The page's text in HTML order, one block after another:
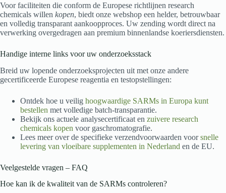
Voor faciliteiten die conform de Europese richtlijnen research
chemicals willen kopen, biedt onze webshop een helder, betrouwbaar
en volledig transparant aankoopproces. Uw zending wordt direct na
verwerking overgedragen aan premium binnenlandse koeriersdiensten.
Handige interne links voor uw onderzoeksstack
Breid uw lopende onderzoeksprojecten uit met onze andere
gecertificeerde Europese reagentia en testopstellingen:
Ontdek hoe u veilig hoogwaardige SARMs in Europa kunt
bestellen met volledige batch-transparantie.
Bekijk ons actuele analysecertificaat en zuivere research
chemicals kopen voor gaschromatografie.
Lees meer over de specifieke verzendvoorwaarden voorsnelle
levering van vloeibare supplementen in Nederland en de EU.
Veelgestelde vragen – FAQ
Hoe kan ik de kwaliteit van de SARMs controleren?